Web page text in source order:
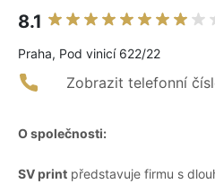
8.1
Praha, Pod vinicí 622/22
Zobrazit telefonní
O společnosti:
SV print představuje firmu s